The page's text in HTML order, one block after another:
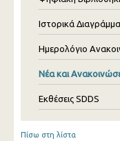
Ιστορικά
Ημερολόγιο
Νέα και
Εκθέσεις SDDS
Πίσω στη λίστα